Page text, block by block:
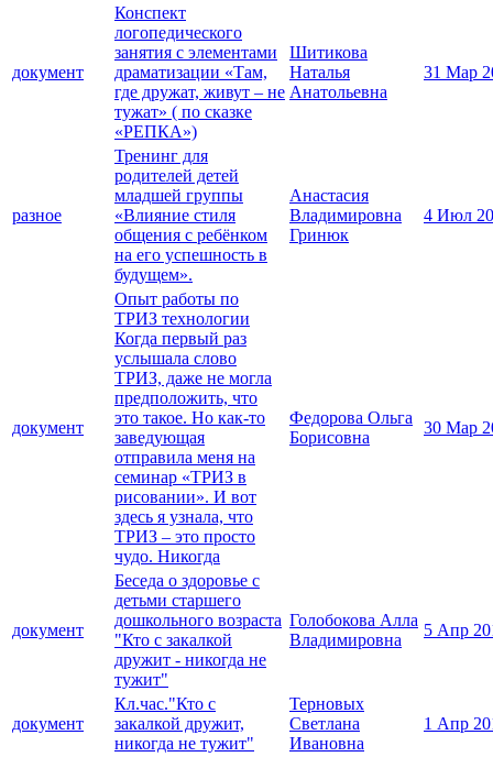
документ
Конспект
логопедического
занятия с элементами
драматизации «Там,
где дружат, живут – не
тужат» ( по сказке
«РЕПКА»)
Шитикова
Наталья
Анатольевна
31 Мар
разное
Тренинг для
родителей детей
младшей группы
«Влияние стиля
общения с ребёнком
на его успешность в
будущем».
Анастасия
Владимировна
Гринюк
4 Июл
документ
Опыт работы по
ТРИЗ технологии
Когда первый раз
услышала слово
ТРИЗ, даже не могла
предположить, что
это такое. Но как-то
заведующая
отправила меня на
семинар «ТРИЗ в
рисовании». И вот
здесь я узнала, что
ТРИЗ – это просто
чудо. Никогда
Федорова Ольга
Борисовна
30 Мар
документ
Беседа о здоровье с
детьми старшего
дошкольного возраста
"Кто с закалкой
дружит - никогда не
тужит"
Голобокова Алла
Владимировна
5 Апр
документ
Кл.час."Кто с
закалкой дружит,
никогда не тужит"
Терновых
Светлана
Ивановна
1 Апр